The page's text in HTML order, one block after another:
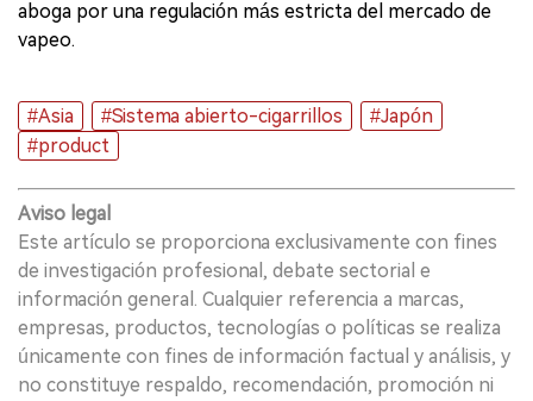
aboga por una regulación más estricta del mercado de
vapeo.
#Asia #Sistema abierto-cigarrillos
#Japón
#product
Aviso legal
Este artículo se proporciona exclusivamente con fines
de investigación profesional, debate sectorial e
información general. Cualquier referencia a marcas,
empresas, productos, tecnologías o políticas se realiza
únicamente con fines de información factual y análisis, y
no constituye respaldo, recomendación, promoción ni